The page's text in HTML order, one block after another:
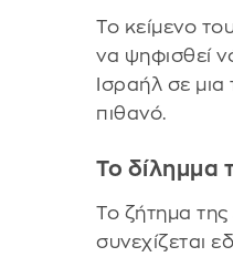
Το κείμενο
να ψηφισθεί
Ισραήλ σε
πιθανό.
Το δίλημμα
Το ζήτημα
συνεχίζεται